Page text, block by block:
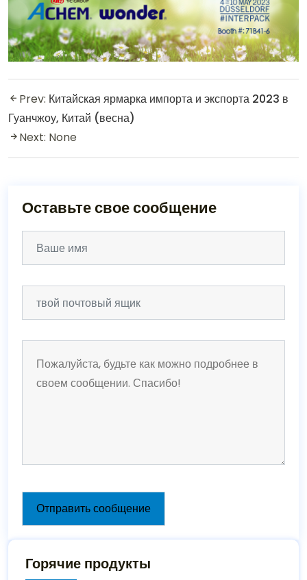
Prev: Китайская ярмарка импорта и экспорта 2023 в
Гуанчжоу, Китай (весна)
Next: None
Оставьте свое сообщение
Отправить сообщение
Горячие продукты